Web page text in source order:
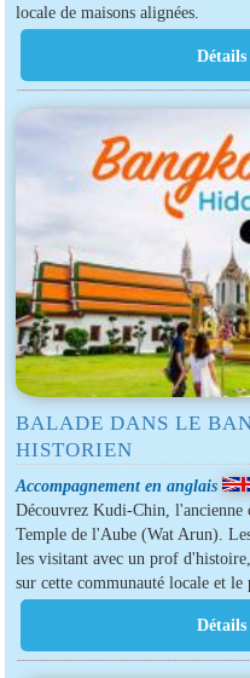
locale de maisons alignées.
BALADE DANS LE
HISTORIEN
Accompagnement en anglais
Découvrez Kudi-Chin, l'ancienne
Temple de l'Aube (Wat Arun).
les visitant avec un prof
sur cette communauté locale et le